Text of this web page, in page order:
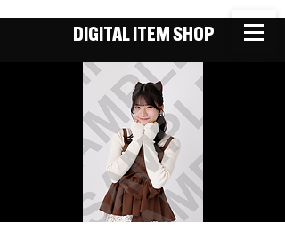
DIGITAL ITEM SHOP